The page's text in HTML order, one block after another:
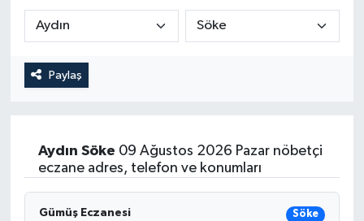
Paylaş
Aydın Söke 09 Ağustos 2026 Pazar nöbetçi
eczane adres, telefon ve konumları
Gümüş Eczanesi Söke
Haber Arşivi